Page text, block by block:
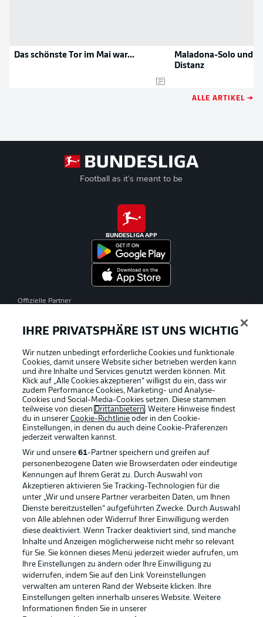
Das schönste Tor im Mai war...
Maladona-Solo und
Distanz
ALLE ARTIKEL →
Football as it's meant to be
BUNDESLIGA APP
Offizielle Partner
Rechtliche Hinweise Voreinstellungen verwalten
Datenschutz Nutzungsbedingungen
Broadcaster Kontakt
Jobs Impressum
Partner Spieler
Liveticker
IHRE PRIVATSPHÄRE IST UNS WICHTIG
Wir nutzen unbedingt erforderliche Cookies und funktionale
Cookies, damit unsere Website sicher betrieben werden kann
und ihre Inhalte und Services genutzt werden können. Mit
Klick auf „Alle Cookies akzeptieren“ willigst du ein, dass wir
zudem Performance Cookies, Marketing- und Analyse-
Cookies und Social-Media-Cookies setzen. Diese stammen
teilweise von diesen Drittanbietern. Weitere Hinweise findest
du in unsererCookie-Richtlinie oder in den Cookie-
Einstellungen, in denen du auch deine Cookie-Präferenzen
jederzeit verwalten kannst.
Wir und unsere61-Partner speichern und greifen auf
personenbezogene Daten wie Browserdaten oder eindeutige
Kennungen auf Ihrem Gerät zu. Durch Auswahl von
Akzeptieren aktivieren Sie Tracking-Technologien für die
unter „Wir und unsere Partner verarbeiten Daten, um Ihnen
Dienste bereitzustellen“ aufgeführten Zwecke. Durch Auswahl
von Alle ablehnen oder Widerruf Ihrer Einwilligung werden
diese deaktiviert. Wenn Tracker deaktiviert sind, sind manche
Inhalte und Anzeigen möglicherweise nicht mehr so relevant
für Sie. Sie können dieses Menü jederzeit wieder aufrufen, um
Ihre Einstellungen zu ändern oder Ihre Einwilligung zu
widerrufen, indem Sie auf den Link Voreinstellungen
verwalten am unteren Rand der Webseite klicken. Ihre
Einstellungen gelten innerhalb unseres Website. Weitere
Informationen finden Sie in unserer